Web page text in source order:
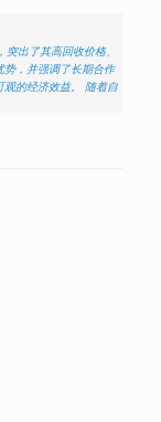
出了其高回收价格、
，并强调了长期合作
的经济效益。 随着自